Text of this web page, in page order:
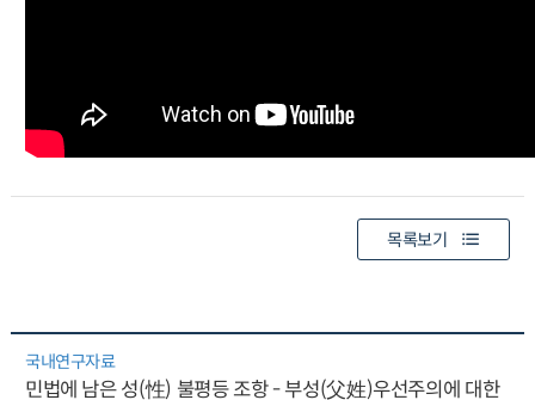
목록보기
국내연구자료
민법에 남은 성(性) 불평등 조항 - 부성(父姓)우선주의에 대한